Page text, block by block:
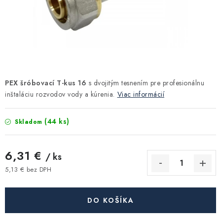
Kúrenie a chladenie
Komíny a dymovody
Filtrovanie a úprava vody
Kúpeľňa a sanita
Spojovací materiál
PEX šróbovací T-kus 16 s dvojitým tesnením pre profesionálnu
inštaláciu rozvodov vody a kúrenia. Viac informácií
Skladom (44 ks)
6,31 € / ks
5,13 € bez DPH
DO KOŠÍKA